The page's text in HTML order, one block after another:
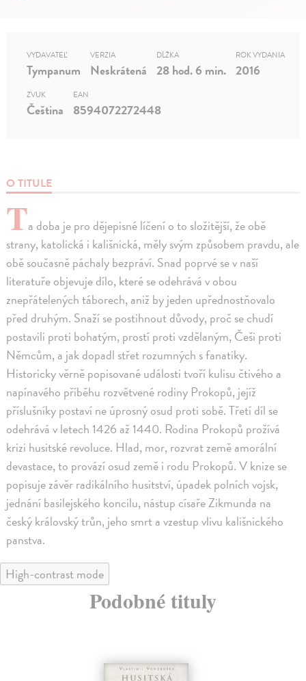
O TITULE
Ta doba je pro dějepisné líčení o to složitější, že obě
strany, katolická i kališnická, měly svým způsobem pravdu, ale
obě současně páchaly bezpráví. Snad poprvé se v naší
literatuře objevuje dílo, které se odehrává v obou
znepřátelených táborech, aniž by jeden upřednostňovalo
před druhým. Snaží se postihnout důvody, proč se chudí
postavili proti bohatým, prostí proti vzdělaným, Češi proti
Němcům, a jak dopadl střet rozumných s fanatiky.
Historicky věrně popisované události tvoří kulisu čtivého a
napínavého příběhu rozvětvené rodiny Prokopů, jejíž
příslušníky postaví ne úprosný osud proti sobě. Třetí díl se
odehrává v letech 1426 až 1440. Rodina Prokopů prožívá
krizi husitské revoluce. Hlad, mor, rozvrat země amorální
devastace, to provází osud země i rodu Prokopů. V knize se
popisuje závěr radikálního husitství, úpadek polních vojsk,
jednání basilejského koncilu, nástup císaře Zikmunda na
český královský trůn, jeho smrt a vzestup vlivu kališnického
panstva.
VYDAVATEĽ
Tympanum
VERZIA
Neskrátená
DĹŽKA
28 hod. 6 min.
ROK VYDANIA
2016
ZVUK
Čeština
EAN
8594072272448
High-contrast mode
Podobné tituly